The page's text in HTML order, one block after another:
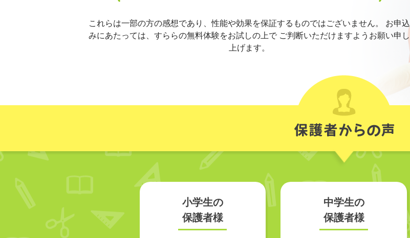
これらは一部の方の感想であり、性能や効果を保証するものではございません。 お申込
みにあたっては、すららの無料体験をお試しの上で ご判断いただけますようお願い申し
上げます。
小学生の
保護者様
中学生の
保護者様